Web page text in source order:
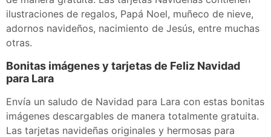
ilustraciones de regalos, Papá Noel, muñeco de nieve,
adornos navideños, nacimiento de Jesús, entre muchas
otras.
Bonitas imágenes y tarjetas de Feliz Navidad
para Lara
Envía un saludo de Navidad para Lara con estas bonitas
imágenes descargables de manera totalmente gratuita.
Las tarjetas navideñas originales y hermosas para